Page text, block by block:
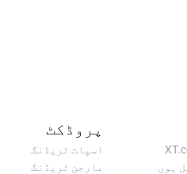
ہوں
پروڈکٹ
اسپاٹ ٹریڈنگ
مارجن ٹریڈنگ